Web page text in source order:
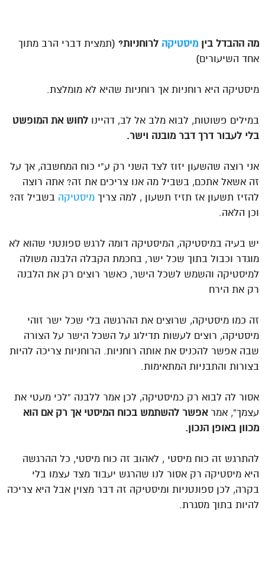
מה ההבדל בין מיסטיקה לרוחניות? (תמצית דברי הרב מתוך
אחד השיעורים)
מיסטיקה היא רוחניות אך רוחניות שהיא לא מומלצת.
במילים פשוטות, לבוא מלב אל לב, דהיינו לחוש את המופשט
בלי לעבור דרך דבר מובנה וישר.
אני רוצה שהשעון יזוז לצד השני רק ע”י כוח המחשבה, אך על
זה אשאל אתכם, בשביל מה אנו צריכים את זה? אתה רוצה
להזיז תשעון אז תזיז תשעון , למה צריך מיסטיקה בשביל זה?
וכן הלאה.
יש בעיה במיסטיקה, המיסטיקה דומה לרגש ספונטני שהוא לא
מוגדר וכבול בתוך שכל ישר, בחכמת הקבלה הלבנה משולה
למיסטיקה והשמש לשכל הישר, כאשר רוצים רק את הלבנה
רק את הירח
זה כמו מיסטיקה, שרוצים את ההרגשה בלי שכל ישר זוהי
מיסטיקה, רוצים לעשות תדילוג על השכל הישר על הצורה
שבה אפשר להכניס את אותה רוחניות. הרוחניות צריכה להיות
בצורות והתבניות המתאימות.
אסור לה לבוא רק כמיסטיקה, לכן אמר ללבנה “לכי מעטי את
עצמך”, אמראפשר להשתמש בכוח המיסטי אך רק אם הוא
מכוון באופן הנכון.
להתרגש זה כוח מיסטי , לאהוב זה כוח מיסטי, כל ההרגשה
היא מיסטיקה רק אסור לנו שהרגש יעבוד מצד עצמו בלי
בקרה, לכן ספונטניות ומיסטיקה זה דבר מצוין אבל היא צריכה
להיות בתוך מסגרת.